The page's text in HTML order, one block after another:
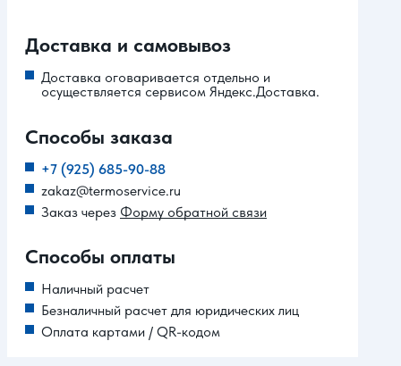
Доставка и самовывоз
Доставка оговаривается отдельно и
осуществляется сервисом Яндекс.Доставка.
Способы заказа
+7 (925) 685-90-88
zakaz@termoservice.ru
Заказ через Форму обратной связи
Способы оплаты
Наличный расчет
Безналичный расчет для юридических лиц
Оплата картами / QR-кодом